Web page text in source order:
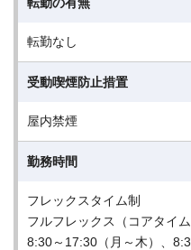
転勤なし
受動喫煙防止措置
屋内禁煙
勤務時間
フレックスタイム制
フルフレックス（コアタイム
8:30～17:30（月～木）、